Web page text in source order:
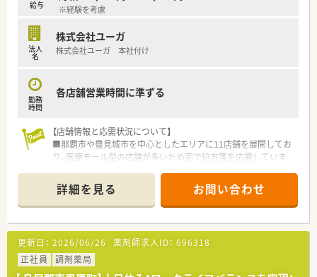
提示が可能と高水準の給与体系です。
安定した収入が期待できます。
■最大7連休の連休取得制度や有給取得率8割以上と、福利厚生
給与 ※経験を考慮
法人
名
株式会社ユーガ
株式会社ユーガ 本社付け
勤務
時間
各店舗営業時間に準ずる
【店舗情報と応需状況について】
■那覇市や豊見城市を中心としたエリアに11店舗を展開してお
り、医療モール型の店舗が多いため面で処方箋を応需していま
■特定の科目に偏らず多岐にわたる処方箋を経験することがで
き、薬剤師としての対応力を磨くには最適な学べる環境が整って
います。
■ラウンダーとして各店舗を回っていただくため、各地域の患者
特性や様々なDr.の処方意図に触れ、視野を広げることが可能で
す。
【募集背景と求める人物像について】
詳細を見る お問い合わせ
更新日： 2026/06/26 薬剤師求人ID： 696318
正社員
調剤薬局